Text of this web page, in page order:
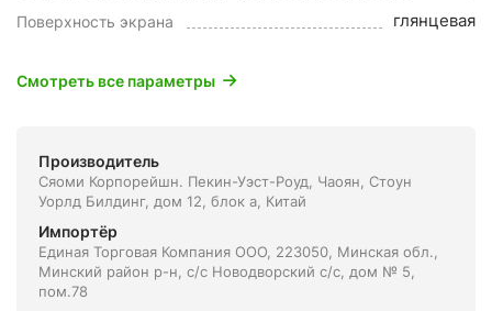
Поверхность экрана глянцевая
Смотреть все параметры
Производитель
Сяоми Корпорейшн. Пекин-Уэст-Роуд, Чаоян, Стоун
Уорлд Билдинг, дом 12, блок а, Китай
Импортёр
Единая Торговая Компания ООО, 223050, Минская обл.,
Минский район р-н, с/с Новодворский с/с, дом № 5,
пом.78